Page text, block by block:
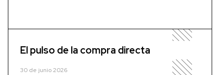
El pulso de la compra directa
30 de junio 2026